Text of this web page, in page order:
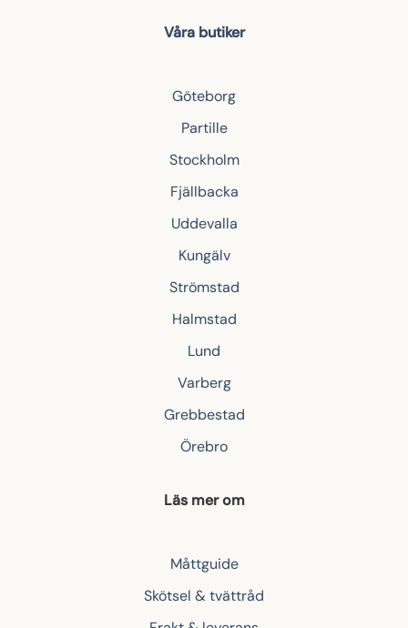
Våra butiker
Göteborg
Partille
Stockholm
Fjällbacka
Uddevalla
Kungälv
Strömstad
Halmstad
Lund
Varberg
Grebbestad
Örebro
Läs mer om
Måttguide
Skötsel & tvättråd